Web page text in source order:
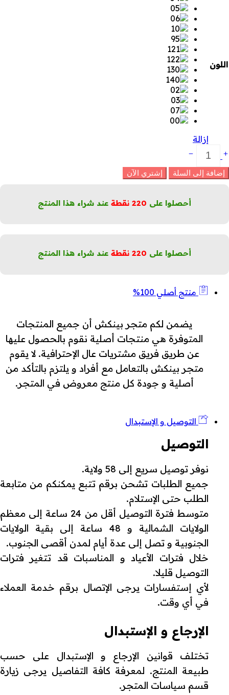
اللون
إزالة
خافي
للعيوب
متعدد
إضافة إلى السلة إشتري الآن
أحصلوا على 220 نقطة عند شراء هذا المنتج
أحصلوا على 220 نقطة عند شراء هذا المنتج
منتج أصلي 100%
يضمن لكم متجر بينكش أن جميع المنتجات
المتوفرة هي منتجات أصلية نقوم بالحصول عليها
عن طريق فريق مشتريات عال الإحترافية. لا يقوم
متجر بينكش بالتعامل مع أفراد و يلتزم بالتأكد من
أصلية و جودة كل منتج معروض في المتجر.
التوصيل و الإستبدال
التوصيل
نوفر توصيل سريع إلى 58 ولاية.
جميع الطلبات تشحن برقم تتبع يمكنكم من متابعة
الطلب حتى الإستلام.
متوسط فترة التوصيل أقل من 24 ساعة إلى معظم
الولايات الشمالية و 48 ساعة إلى بقية الولايات
الجنوبية و تصل إلى عدة أيام لمدن أقصى الجنوب.
خلال فترات الأعياد و المناسبات قد تتغير فترات
التوصيل قليلا.
لأي إستفسارات يرجى الإتصال برقم خدمة العملاء
في أي وقت.
الإرجاع و الإستبدال
تختلف قوانين الإرجاع و الإستبدال على حسب
طبيعة المنتج. لمعرفة كافة التفاصيل يرجى زيارة
قسم سياسات المتجر.